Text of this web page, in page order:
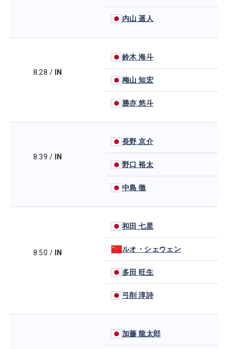
内山 遥人
8:28 / IN
鈴木 海斗
梅山 知宏
勝亦 悠斗
8:39 / IN
長野 京介
野口 裕太
中島 徹
8:50 / IN
和田 七星
ルオ・シェウェン
多田 旺生
弓削 淳詩
加藤 龍太郎